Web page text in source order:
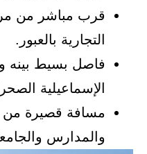
قرب مباشر من
التجارية بالعبور.
فاصل بسيط بينه
الإسماعيلية
مسافة قصيرة من
والمدارس